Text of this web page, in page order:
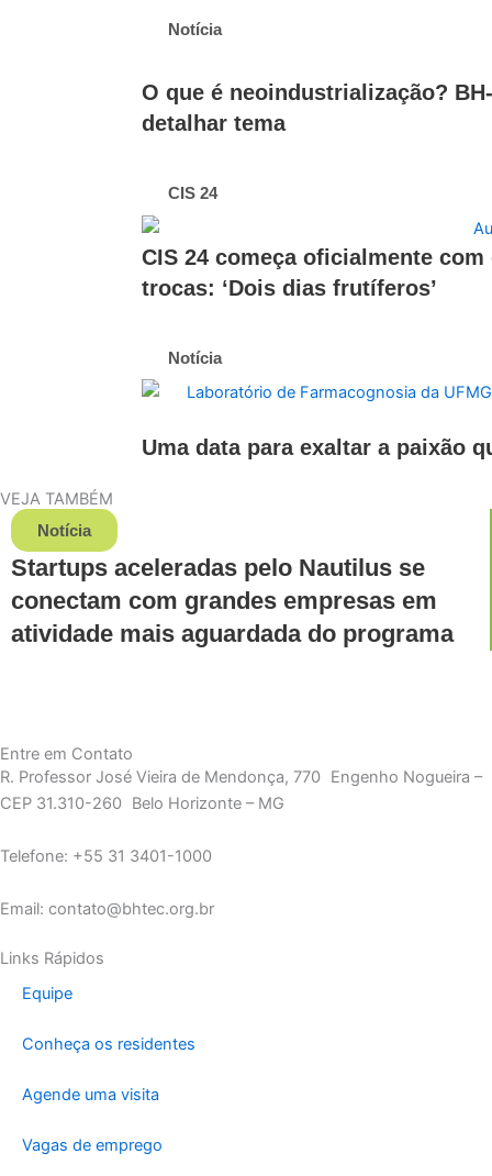
Notícia
O que é neoindustrialização?
detalhar tema
CIS 24
CIS 24 começa oficialmente
trocas: ‘Dois dias frutíferos’
Notícia
Uma data para exaltar a paixão
VEJA TAMBÉM
Notícia
Startups aceleradas pelo Nautilus se
conectam com grandes empresas em
atividade mais aguardada do programa
Entre em Contato
R. Professor José Vieira de Mendonça, 770 Engenho Nogueira –
CEP 31.310-260 Belo Horizonte – MG
Telefone: +55 31 3401-1000
Email: contato@bhtec.org.br
Links Rápidos
Equipe
Conheça os residentes
Agende uma visita
Vagas de emprego